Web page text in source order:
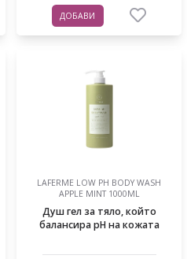
ДОБАВИ
LAFERME LOW PH BODY WASH
APPLE MINT 1000ML
Душ гел за тяло, който
балансира pH на кожата